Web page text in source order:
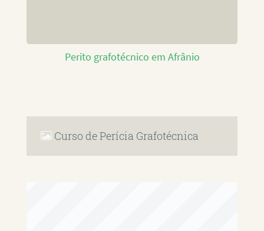
Perito grafotécnico em Afrânio
Curso de Perícia Grafotécnica